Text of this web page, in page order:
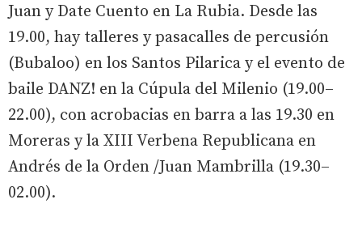
Juan y Date Cuento en La Rubia. Desde las
19.00, hay talleres y pasacalles de percusión
(Bubaloo) en los Santos Pilarica y el evento de
baile DANZ! en la Cúpula del Milenio (19.00–
22.00), con acrobacias en barra a las 19.30 en
Moreras y la XIII Verbena Republicana en
Andrés de la Orden /Juan Mambrilla (19.30–
02.00).